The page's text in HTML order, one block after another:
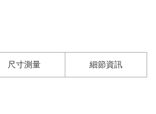
尺寸測量 細節資訊